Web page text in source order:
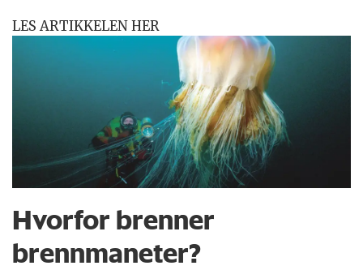
LES ARTIKKELEN HER
Hvorfor brenner
brennmaneter?